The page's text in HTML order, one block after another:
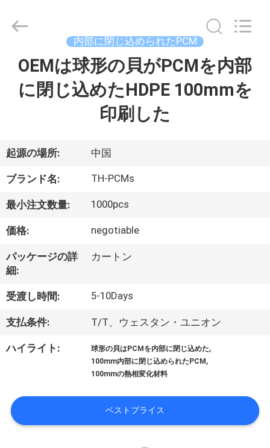
ダ
ク
ト
達
に
つ
い
工
Ningbo
Technology
Reserved.
内部に閉じ込められたPCM
OEMは球形の貝がPCMを内部
に閉じ込めたHDPE 100mmを
印刷した
起源の場所: 中国
ブランド名: TH-PCMs
最小注文数量: 1000pcs
価格: negotiable
パッケージの詳
細:
カートン
受渡し時間: 5-10Days
支払条件: T/T、ウェスタン・ユニオン
ハイライト: 球形の貝はPCMを内部に閉じ込めた,
100mm内部に閉じ込められたPCM ,
100mmの熱相変化材料
ベストプライス